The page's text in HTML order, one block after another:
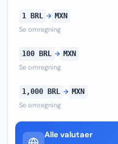
1 BRL → MXN
Se omregning
100 BRL → MXN
Se omregning
1,000 BRL → MXN
Se omregning
Alle valutaer